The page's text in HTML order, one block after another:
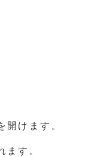
開けます。
ます。